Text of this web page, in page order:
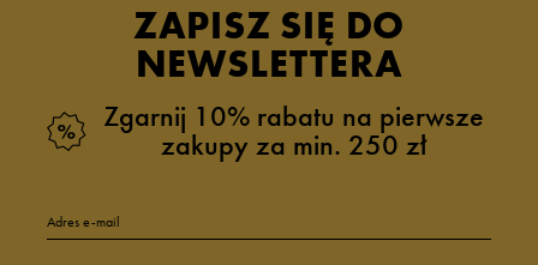
ZAPISZ SIĘ DO
NEWSLETTERA
Zgarnij 10% rabatu na pierwsze
zakupy za min. 250 zł
Adres e-mail